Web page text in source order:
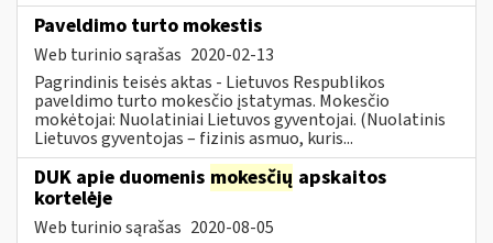
Paveldimo turto mokestis
Web turinio sąrašas 2020-02-13
Pagrindinis teisės aktas - Lietuvos Respublikos
paveldimo turto mokesčio įstatymas. Mokesčio
mokėtojai: Nuolatiniai Lietuvos gyventojai. (Nuolatinis
Lietuvos gyventojas – fizinis asmuo, kuris...
DUK apie duomenis mokesčių apskaitos
kortelėje
Web turinio sąrašas 2020-08-05